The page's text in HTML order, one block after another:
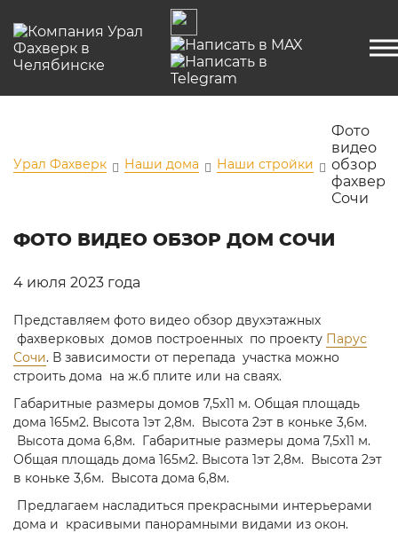
Урал Фахверк Наши дома Наши стройки
Фото
видео
обзор
фахверк
Сочи
ФОТО ВИДЕО ОБЗОР ДОМ СОЧИ
4 июля 2023 года
Представляем фото видео обзор двухэтажных
фахверковых домов построенных по проекту Парус
Сочи. В зависимости от перепада участка можно
строить дома на ж.б плите или на сваях.
Габаритные размеры домов 7,5х11 м. Общая площадь
дома 165м2. Высота 1эт 2,8м. Высота 2эт в коньке 3,6м.
Высота дома 6,8м. Габаритные размеры дома 7,5х11 м.
Общая площадь дома 165м2. Высота 1эт 2,8м. Высота 2эт
в коньке 3,6м. Высота дома 6,8м.
Предлагаем насладиться прекрасными интерьерами
дома и красивыми панорамными видами из окон.